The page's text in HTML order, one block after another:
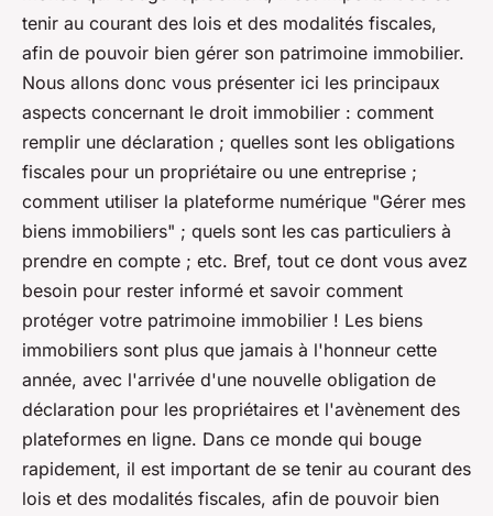
geoffroi 4 min de lecture
tenir au courant des lois et des modalités fiscales,
afin de pouvoir bien gérer son patrimoine immobilier.
Nous allons donc vous présenter ici les principaux
aspects concernant le droit immobilier : comment
remplir une déclaration ; quelles sont les obligations
fiscales pour un propriétaire ou une entreprise ;
comment utiliser la plateforme numérique "Gérer mes
biens immobiliers" ; quels sont les cas particuliers à
prendre en compte ; etc. Bref, tout ce dont vous avez
besoin pour rester informé et savoir comment
protéger votre patrimoine immobilier ! Les biens
immobiliers sont plus que jamais à l'honneur cette
année, avec l'arrivée d'une nouvelle obligation de
déclaration pour les propriétaires et l'avènement des
plateformes en ligne. Dans ce monde qui bouge
rapidement, il est important de se tenir au courant des
lois et des modalités fiscales, afin de pouvoir bien